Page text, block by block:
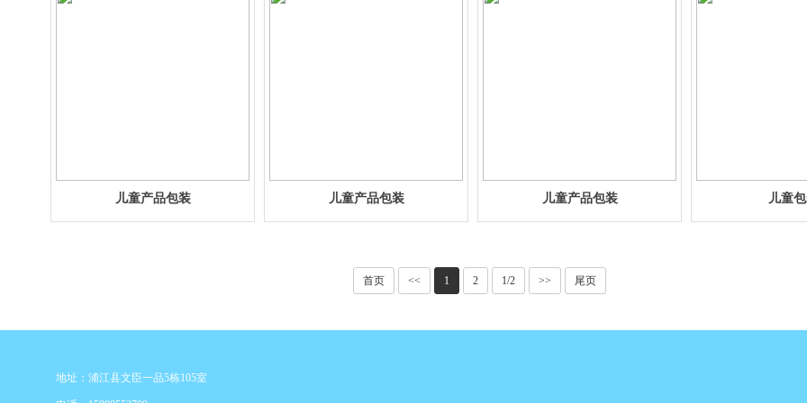
儿童产品包装 儿童产品包装 儿童产品包装 儿童
首页 << 1 2 1/2 >> 尾页
地址：浦江县文臣一品5栋105室